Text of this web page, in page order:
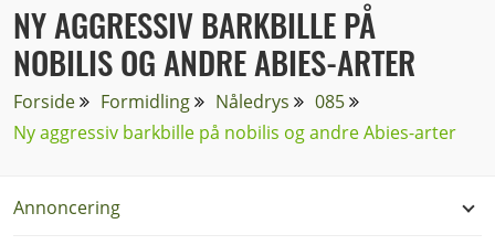
NY AGGRESSIV BARKBILLE PÅ
NOBILIS OG ANDRE ABIES-ARTER
Forside Formidling Nåledrys
085
Ny aggressiv barkbille på nobilis og andre Abies-arter
Annoncering